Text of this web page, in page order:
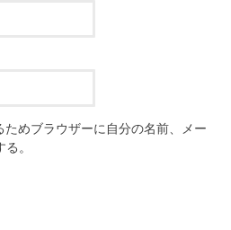
めブラウザーに自分の名前、メー
。